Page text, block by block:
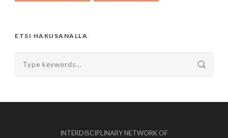
ETSI HAKUSANALLA
INTERDISCIPLINARY NETWORK OF